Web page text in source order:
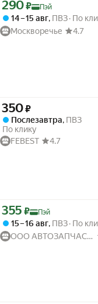
290₽ Пэй
14 – 15 авг, ПВЗ По
Москворечье
4.7
Цена 350 ₽ вместо
350₽
Послезавтра, ПВЗ
По клику
FEBEST
4.7
Цена с картой Яндекс Пэй
355 ₽ Пэй
15 – 16 авг, ПВЗ По
ООО АВТОЗАПЧАСТИ52